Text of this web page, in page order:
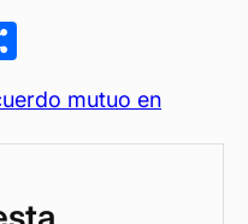
m
p
ar
mutuo en